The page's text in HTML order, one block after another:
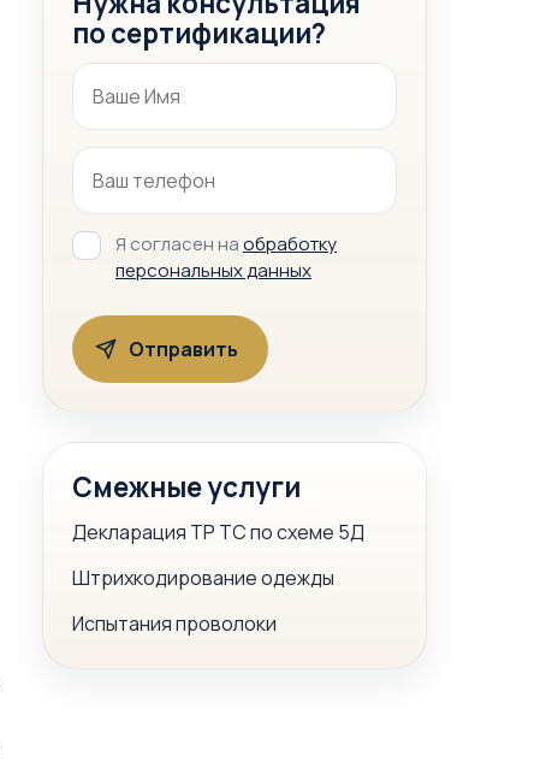
по сертификации?
Я согласен наобработку
персональных данных
Смежные услуги
Декларация ТР ТС по схеме 5Д
Штрихкодирование одежды
Испытания проволоки